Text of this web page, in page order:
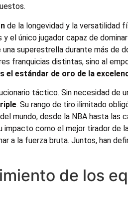
de la longevidad y la versatilidad
el único jugador capaz de
superestrella durante más de
franquicias distintas, sino al
el estándar de oro de la
táctico. Sin necesidad de
. Su rango de tiro ilimitado
mundo, desde la NBA hasta las
impacto como el mejor tirador de
a la fuerza bruta. Juntos, han
de los